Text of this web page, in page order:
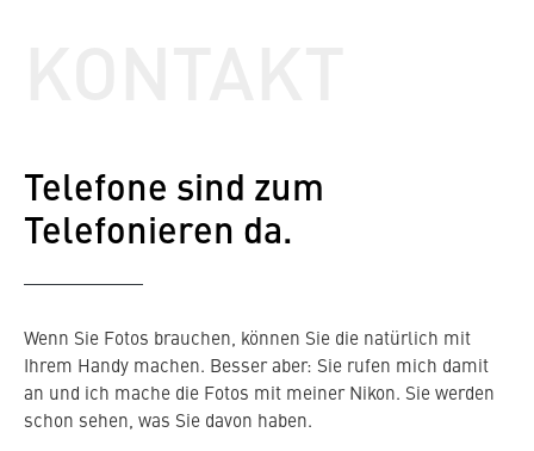
Telefone sind zum
Telefonieren da.
Wenn Sie Fotos brauchen, können Sie die natürlich mit
Ihrem Handy machen. Besser aber: Sie rufen mich damit
an und ich mache die Fotos mit meiner Nikon. Sie werden
schon sehen, was Sie davon haben.